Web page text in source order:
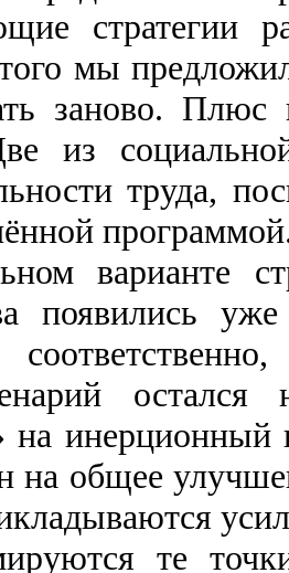
стратегии
мы
заново. Плюс
из
труда,
варианте
появились
на инерционный
на общее
те